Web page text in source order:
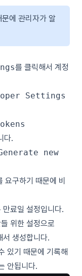
에 관리자가 알
를 클릭해서 계정
Settings
다.
new
요구하기 때문에 비
만료일 설정입니다.
위한 설정으로
서 생성합니다.
있기 때문에 기록해
안됩니다.